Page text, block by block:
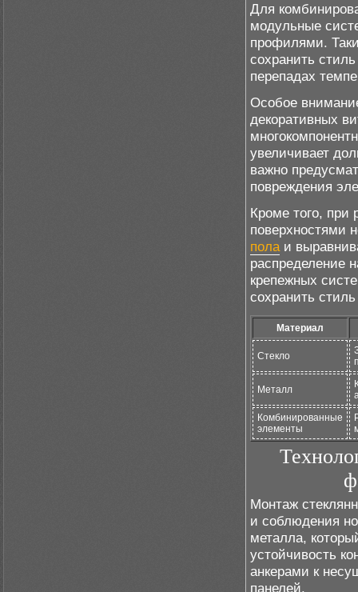
Для
модульные
профилями.
сохранить
перепадах
Особое
декоративных
увеличивает
важно
повреждения
Кроме того, при
поверхностями
полаи
распределение
крепежных
сохранить
Материал
Стекло
Металл
Комбинированные
элементы
Монтаж
и соблюдения
металла,
устойчивость
анкерами к
панелей.